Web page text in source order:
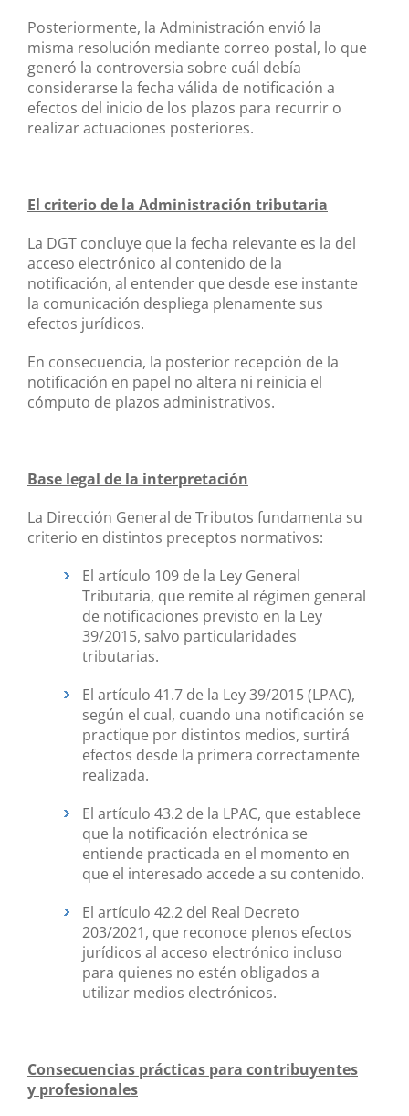
Posteriormente, la Administración envió la
misma resolución mediante correo postal, lo que
generó la controversia sobre cuál debía
considerarse la fecha válida de notificación a
efectos del inicio de los plazos para recurrir o
realizar actuaciones posteriores.
El criterio de la Administración tributaria
La DGT concluye que la fecha relevante es la del
acceso electrónico al contenido de la
notificación, al entender que desde ese instante
la comunicación despliega plenamente sus
efectos jurídicos.
En consecuencia, la posterior recepción de la
notificación en papel no altera ni reinicia el
cómputo de plazos administrativos.
Base legal de la interpretación
La Dirección General de Tributos fundamenta su
criterio en distintos preceptos normativos:
El artículo 109 de la Ley General
Tributaria, que remite al régimen general
de notificaciones previsto en la Ley
39/2015, salvo particularidades
tributarias.
El artículo 41.7 de la Ley 39/2015 (LPAC),
según el cual, cuando una notificación se
practique por distintos medios, surtirá
efectos desde la primera correctamente
realizada.
El artículo 43.2 de la LPAC, que establece
que la notificación electrónica se
entiende practicada en el momento en
que el interesado accede a su contenido.
El artículo 42.2 del Real Decreto
203/2021, que reconoce plenos efectos
jurídicos al acceso electrónico incluso
para quienes no estén obligados a
utilizar medios electrónicos.
Consecuencias prácticas para contribuyentes
y profesionales